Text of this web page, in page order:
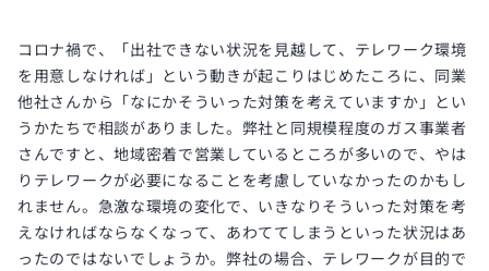
コロナ禍で、「出社できない状況を見越して、テレワーク環境
を用意しなければ」という動きが起こりはじめたころに、同業
他社さんから「なにかそういった対策を考えていますか」とい
うかたちで相談がありました。弊社と同規模程度のガス事業者
さんですと、地域密着で営業しているところが多いので、やは
りテレワークが必要になることを考慮していなかったのかもし
れません。急激な環境の変化で、いきなりそういった対策を考
えなければならなくなって、あわててしまうといった状況はあ
ったのではないでしょうか。弊社の場合、テレワークが目的で